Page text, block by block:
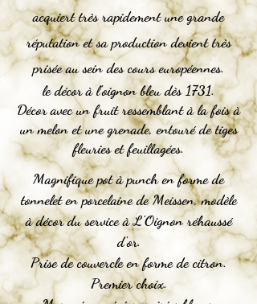
acquiert très rapidement une grande
réputation et sa production devient très
prisée au sein des cours européennes.
le décor à l'oignon bleu dès 1731.
Décor avec un fruit ressemblant à la fois à
un melon et une grenade, entouré de tiges
fleuries et feuillagées.
Magnifique pot à punch en forme de
tonnelet en porcelaine de Meissen, modèle
à décor du service à L'Oignon réhaussé
d'or.
Prise de couvercle en forme de citron.
Premier choix.